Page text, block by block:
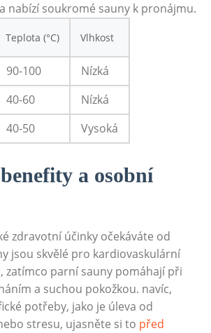
nabízí soukromé sauny k pronájmu.
Teplota (°C) Vlhkost
90-100
Nízká
40-60
Nízká
40-50 Vysoká
a osobní‌
zdravotní ‍účinky očekáváte od⁤
jsou skvělé pro kardiovaskulární
zatímco parní​ sauny pomáhají při
a⁢ suchou pokožkou. navíc,
potřeby, jako je úleva ⁤od
stresu, ujasněte si ⁤to⁣ před